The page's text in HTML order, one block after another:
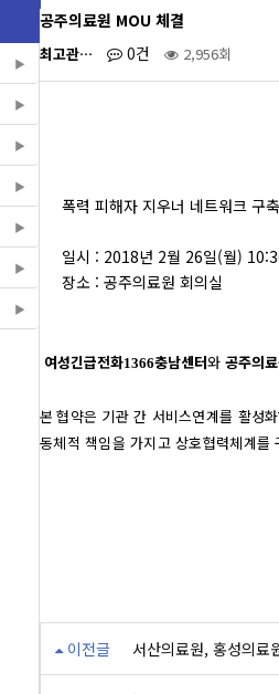
공주의료원 MOU 체결
최고관… 0건 2,956회
폭력 피해자 지우너 네트워크 구
일시 : 2018년 2월 26일(월)
장소 : 공주의료원 회의실
여성긴급전화1366충남센터와 공주의
본 협약은 기관 간 서비스연계를 활성
동체적 책임을 가지고 상호협력체계를
이전글 서산의료원, 홍성의료